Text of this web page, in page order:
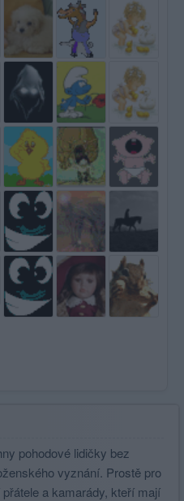
pohodové lidičky bez
vyznání. Prostě pro
a kamarády, kteří mají